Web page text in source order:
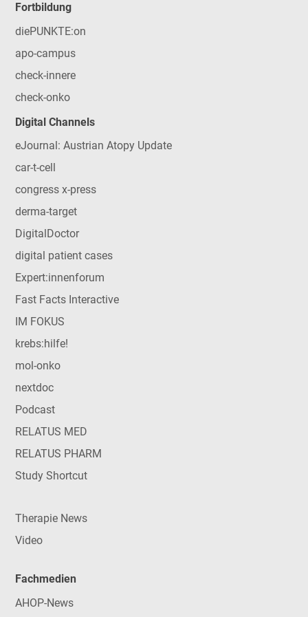
Fortbildung
diePUNKTE:on
apo-campus
check-innere
check-onko
Digital Channels
eJournal: Austrian Atopy Update
car-t-cell
congress x-press
derma-target
DigitalDoctor
digital patient cases
Expert:innenforum
Fast Facts Interactive
IM FOKUS
krebs:hilfe!
mol-onko
nextdoc
Podcast
RELATUS MED
RELATUS PHARM
Study Shortcut
Therapie News
Video
Fachmedien
AHOP-News